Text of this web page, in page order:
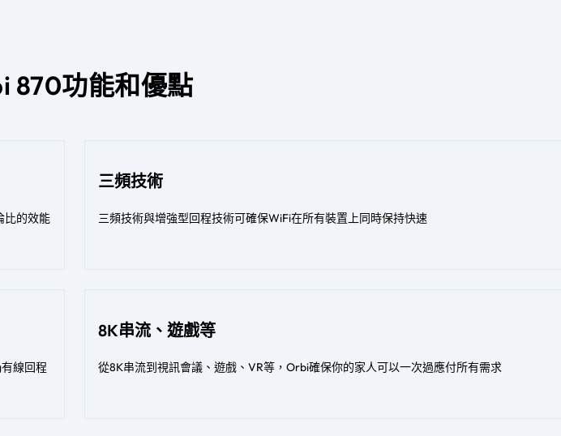
870功能和優點
比的效能
三頻技術
三頻技術與增強型回程技術可確保WiFi在所有裝置上同時保持快速
線回程
8K串流、遊戲等
從8K串流到視訊會議、遊戲、VR等，Orbi確保你的家人可以一次過應付所有需求